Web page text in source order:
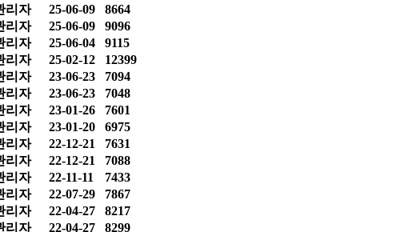
리자 25-06-09
8664
리자 25-06-09
9096
리자 25-06-04
9115
리자 25-02-12
12399
리자 23-06-23
7094
리자 23-06-23
7048
리자 23-01-26
7601
리자 23-01-20
6975
리자 22-12-21
7631
리자 22-12-21
7088
리자 22-11-11
7433
리자 22-07-29
7867
리자 22-04-27
8217
리자 22-04-27 8299